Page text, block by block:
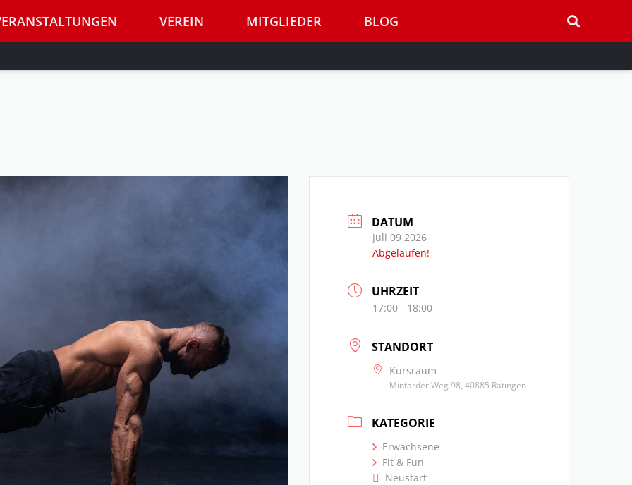
VEREIN MITGLIEDER BLOG
DATUM
Juli 09 2026
Abgelaufen!
UHRZEIT
17:00 - 18:00
STANDORT
Kursraum
Mintarder Weg 98, 40885 Ratingen
KATEGORIE
Erwachsene
Fit & Fun
Neustart